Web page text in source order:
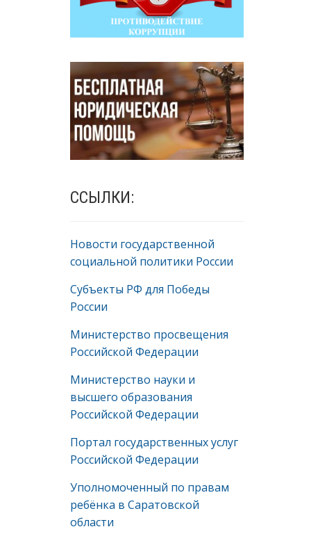
ССЫЛКИ:
Новости государственной
социальной политики России
Субъекты РФ для Победы
России
Министерство просвещения
Российской Федерации
Министерство науки и
высшего образования
Российской Федерации
Портал государственных услуг
Российской Федерации
Уполномоченный по правам
ребёнка в Саратовской
области